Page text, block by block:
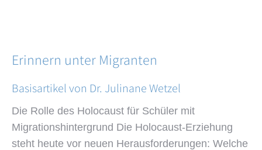
Erinnern unter Migranten
Basisartikel von Dr. Julinane Wetzel
Die Rolle des Holocaust für Schüler mit
Migrationshintergrund Die Holocaust-Erziehung
steht heute vor neuen Herausforderungen: Welche